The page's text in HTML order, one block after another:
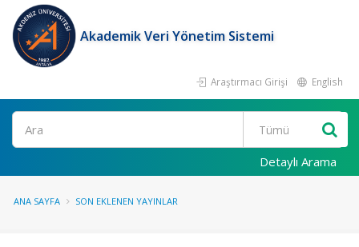
Akademik Veri Yönetim Sistemi
Araştırmacı Girişi English
Ara
Detaylı Arama
ANA SAYFA SON EKLENEN YAYINLAR